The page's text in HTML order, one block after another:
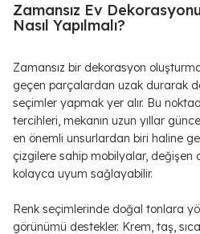
Zamansız Ev
Nasıl Yapılmalı?
Zamansız bir dekorasyon
geçen parçalardan uzak durarak
seçimler yapmak yer alır. Bu
tercihleri, mekanın uzun yıllar
en önemli unsurlardan biri haline
çizgilere sahip mobilyalar, değişen
kolayca uyum sağlayabilir.
Renk seçimlerinde doğal tonlara
görünümü destekler. Krem, taş,